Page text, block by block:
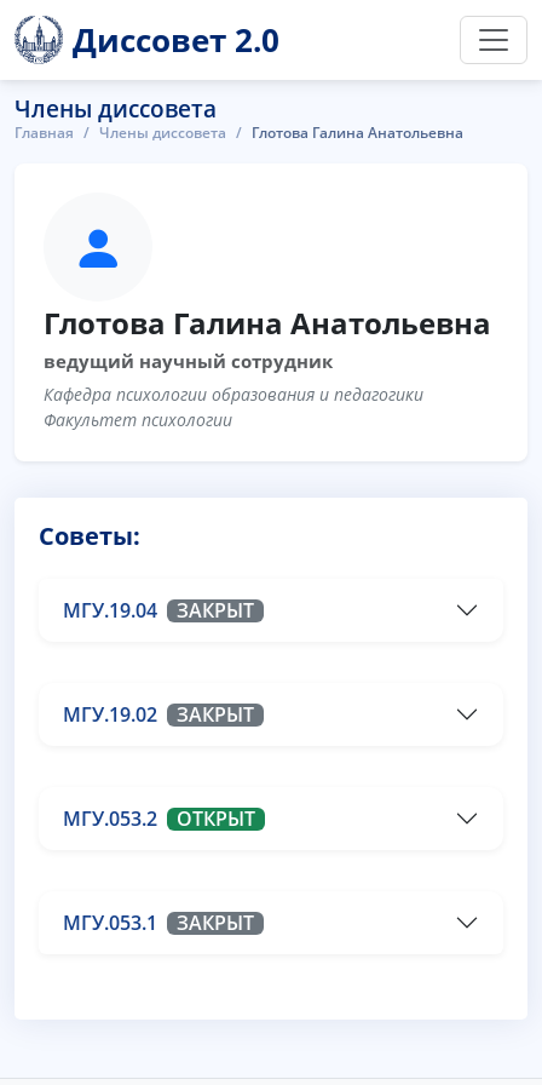
Диссовет 2.0
Члены диссовета
Главная Члены диссовета Глотова Галина Анатольевна
Глотова Галина Анатольевна
ведущий научный сотрудник
Кафедра психологии образования и педагогики
Факультет психологии
Советы:
МГУ.19.04 ЗАКРЫТ
МГУ.19.02 ЗАКРЫТ
МГУ.053.2 ОТКРЫТ
МГУ.053.1 ЗАКРЫТ